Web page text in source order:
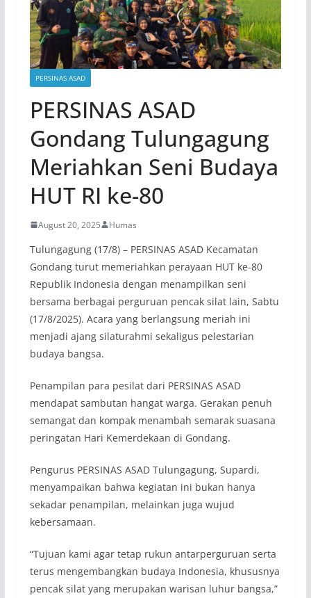
PERSINAS ASAD
PERSINAS ASAD
Gondang Tulungagung
Meriahkan Seni Budaya
HUT RI ke-80
August 20, 2025 Humas
Tulungagung (17/8) – PERSINAS ASAD Kecamatan
Gondang turut memeriahkan perayaan HUT ke-80
Republik Indonesia dengan menampilkan seni
bersama berbagai perguruan pencak silat lain, Sabtu
(17/8/2025). Acara yang berlangsung meriah ini
menjadi ajang silaturahmi sekaligus pelestarian
budaya bangsa.
Penampilan para pesilat dari PERSINAS ASAD
mendapat sambutan hangat warga. Gerakan penuh
semangat dan kompak menambah semarak suasana
peringatan Hari Kemerdekaan di Gondang.
Pengurus PERSINAS ASAD Tulungagung, Supardi,
menyampaikan bahwa kegiatan ini bukan hanya
sekadar penampilan, melainkan juga wujud
kebersamaan.
“Tujuan kami agar tetap rukun antarperguruan serta
terus mengembangkan budaya Indonesia, khususnya
pencak silat yang merupakan warisan luhur bangsa,”